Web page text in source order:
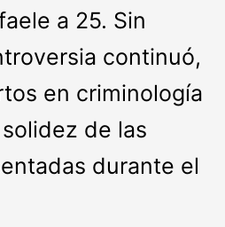
a 25. Sin
continuó,
en criminología
de las
durante el